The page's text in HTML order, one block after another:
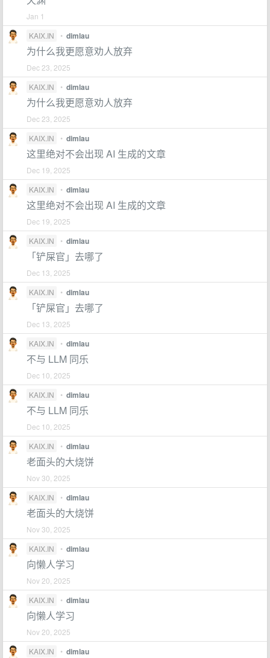
Jan 1
KAIX.IN
• dimlau
为什么我更愿意劝人放弃
Dec 23, 2025
KAIX.IN
• dimlau
为什么我更愿意劝人放弃
Dec 23, 2025
KAIX.IN
• dimlau
这里绝对不会出现 AI 生成的文章
Dec 19, 2025
KAIX.IN
• dimlau
这里绝对不会出现 AI 生成的文章
Dec 19, 2025
KAIX.IN
• dimlau
「铲屎官」去哪了
Dec 13, 2025
KAIX.IN
• dimlau
「铲屎官」去哪了
Dec 13, 2025
KAIX.IN
• dimlau
不与 LLM 同乐
Dec 10, 2025
KAIX.IN
• dimlau
不与 LLM 同乐
Dec 10, 2025
KAIX.IN
• dimlau
老面头的大烧饼
Nov 30, 2025
KAIX.IN
• dimlau
老面头的大烧饼
Nov 30, 2025
KAIX.IN
• dimlau
向懒人学习
Nov 20, 2025
KAIX.IN
• dimlau
向懒人学习
Nov 20, 2025
KAIX.IN
• dimlau